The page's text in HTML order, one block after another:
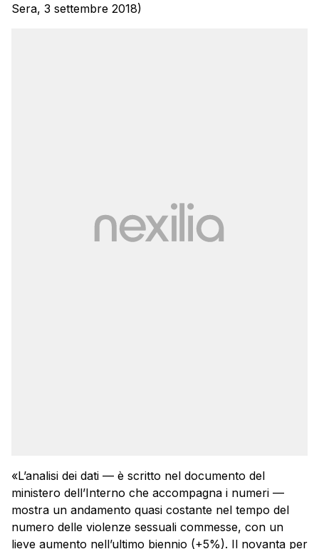
Sera, 3 settembre 2018)
«L’analisi dei dati — è scritto nel documento del
ministero dell’Interno che accompagna i numeri —
mostra un andamento quasi costante nel tempo del
numero delle violenze sessuali commesse, con un
lieve aumento nell’ultimo biennio (+5%). Il novanta per